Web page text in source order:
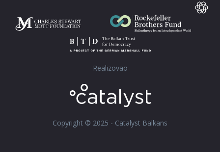
Realizovao
Copyright © 2025 - Catalyst Balkans